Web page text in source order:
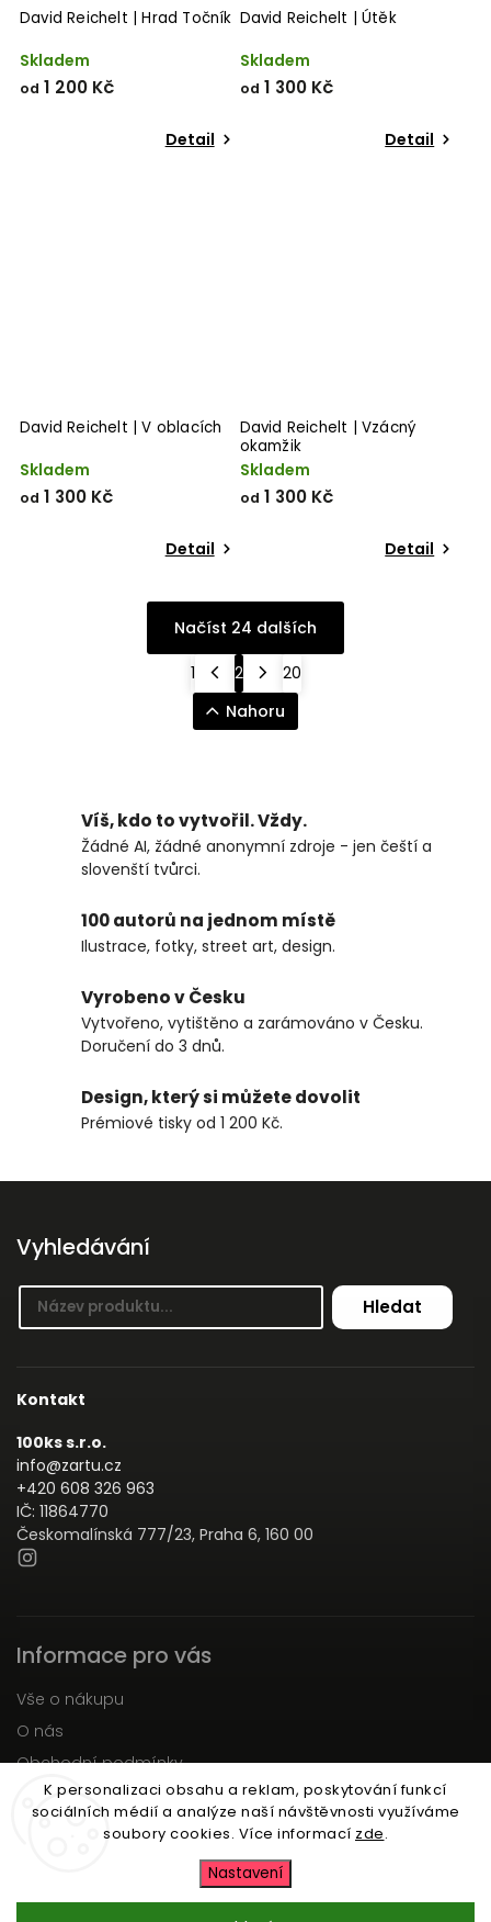
K personalizaci obsahu a reklam, poskytování funkcí
sociálních médií a analýze naší návštěvnosti využíváme
soubory cookies. Více informací zde.
Nastavení
David Reichelt | Hrad Točník
Skladem
od 1 200 Kč
Detail
David Reichelt | Útěk
Skladem
od 1 300 Kč
Detail
David Reichelt | V oblacích
Skladem
od 1 300 Kč
Detail
David Reichelt | Vzácný
okamžik
Skladem
od 1 300 Kč
Detail
Načíst 24 dalších
1 2
20
Nahoru
Víš, kdo to vytvořil. Vždy.
Žádné AI, žádné anonymní zdroje - jen čeští a
slovenští tvůrci.
100 autorů na jednom místě
Ilustrace, fotky, street art, design.
Vyrobeno v Česku
Vytvořeno, vytištěno a zarámováno v Česku.
Doručení do 3 dnů.
Design, který si můžete dovolit
Prémiové tisky od 1 200 Kč.
Vyhledávání
Hledat
Kontakt
100ks s.r.o.
info@zartu.cz
+420 608 326 963
IČ: 11864770
Českomalínská 777/23, Praha 6, 160 00
Informace pro vás
Vše o nákupu
O nás
Obchodní podmínky
Podmínky ochrany osobních údajů
Moje objednávka
Copyright 2026Zartu.cz. Všechna práva vyhrazena.